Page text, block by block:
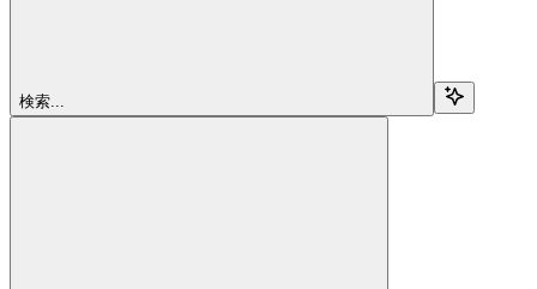
検索...